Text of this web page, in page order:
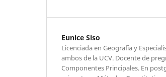
Eunice Siso
Licenciada en Geografía y
ambos de la UCV. Docente de
Componentes Principales. En